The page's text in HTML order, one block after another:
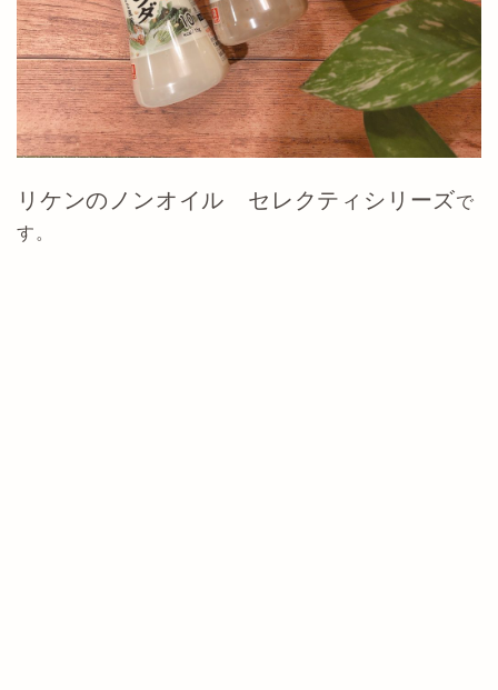
リケンのノンオイル セレクティシリーズで
す。